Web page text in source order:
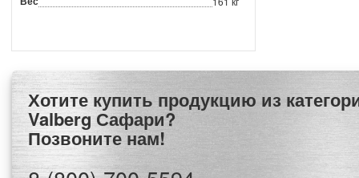
Хотите купить продукцию из категории Сейфы
Valberg Сафари?
Позвоните нам!